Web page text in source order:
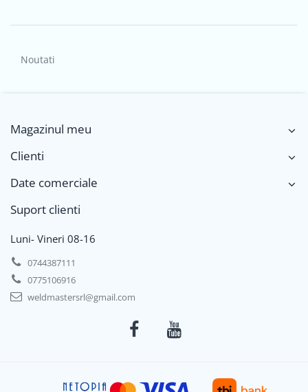
Noutati
Magazinul meu
Clienti
Date comerciale
Suport clienti
Luni- Vineri 08-16
0744387111
0775106916
weldmastersrl@gmail.com